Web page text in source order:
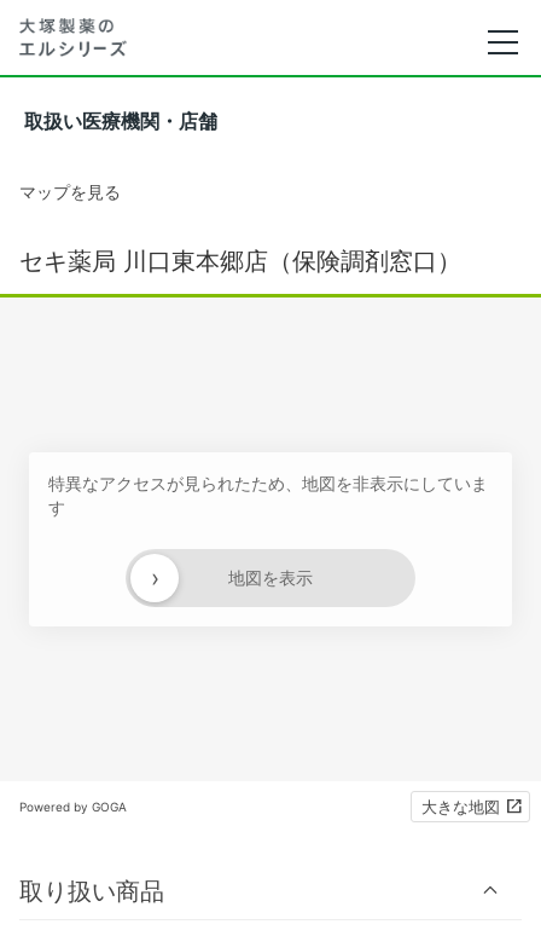
取扱い医療機関・店舗
マップを見る
セキ薬局 川口東本郷店（保険調剤窓口）
特異なアクセスが見られたため、地図を非表示にしていま
す
地図を表示
›
Powered by GOGA 大きな地図
取り扱い商品